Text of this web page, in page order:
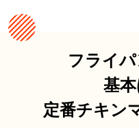
フライ
基本
定番チキン